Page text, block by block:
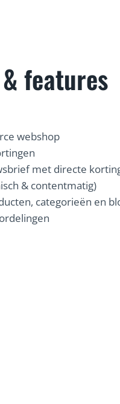
features
webshop
met directe
& contentmatig)
categorieën en